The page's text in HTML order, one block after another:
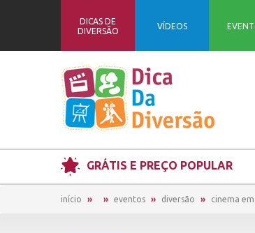
DICAS DE
DIVERSÃO
VÍDEOS
GRÁTIS E PREÇO POPULAR
início eventos diversão cinema